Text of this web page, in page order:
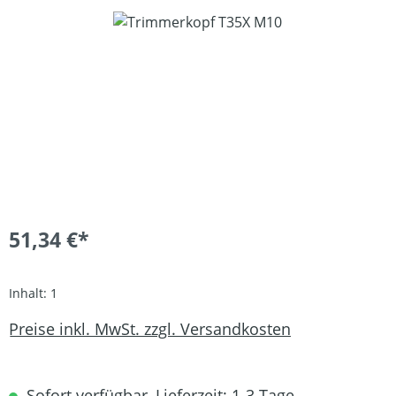
Bildergalerie überspringen
51,34 €*
Inhalt: 1
Preise inkl. MwSt. zzgl. Versandkosten